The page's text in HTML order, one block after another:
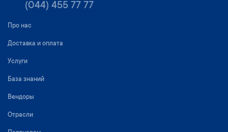
(044) 455 77 77
Про нас
Доставка и оплата
Услуги
База знаний
Вендоры
Отрасли